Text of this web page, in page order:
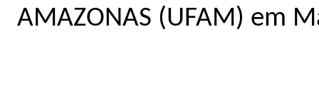
AMAZONAS (UFAM) em